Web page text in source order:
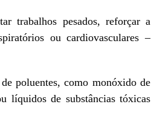
trabalhos pesados, reforçar a
ou cardiovasculares –
poluentes, como monóxido de
líquidos de substâncias tóxicas